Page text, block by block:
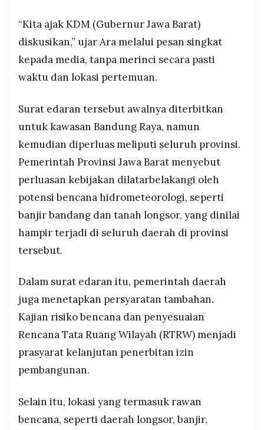
“Kita ajak KDM (Gubernur Jawa Barat)
diskusikan,” ujar Ara melalui pesan singkat
kepada media, tanpa merinci secara pasti
waktu dan lokasi pertemuan.
Surat edaran tersebut awalnya diterbitkan
untuk kawasan Bandung Raya, namun
kemudian diperluas meliputi seluruh provinsi.
Pemerintah Provinsi Jawa Barat menyebut
perluasan kebijakan dilatarbelakangi oleh
potensi bencana hidrometeorologi, seperti
banjir bandang dan tanah longsor, yang dinilai
hampir terjadi di seluruh daerah di provinsi
tersebut.
Dalam surat edaran itu, pemerintah daerah
juga menetapkan persyaratan tambahan.
Kajian risiko bencana dan penyesuaian
Rencana Tata Ruang Wilayah (RTRW) menjadi
prasyarat kelanjutan penerbitan izin
pembangunan.
Selain itu, lokasi yang termasuk rawan
bencana, seperti daerah longsor, banjir,